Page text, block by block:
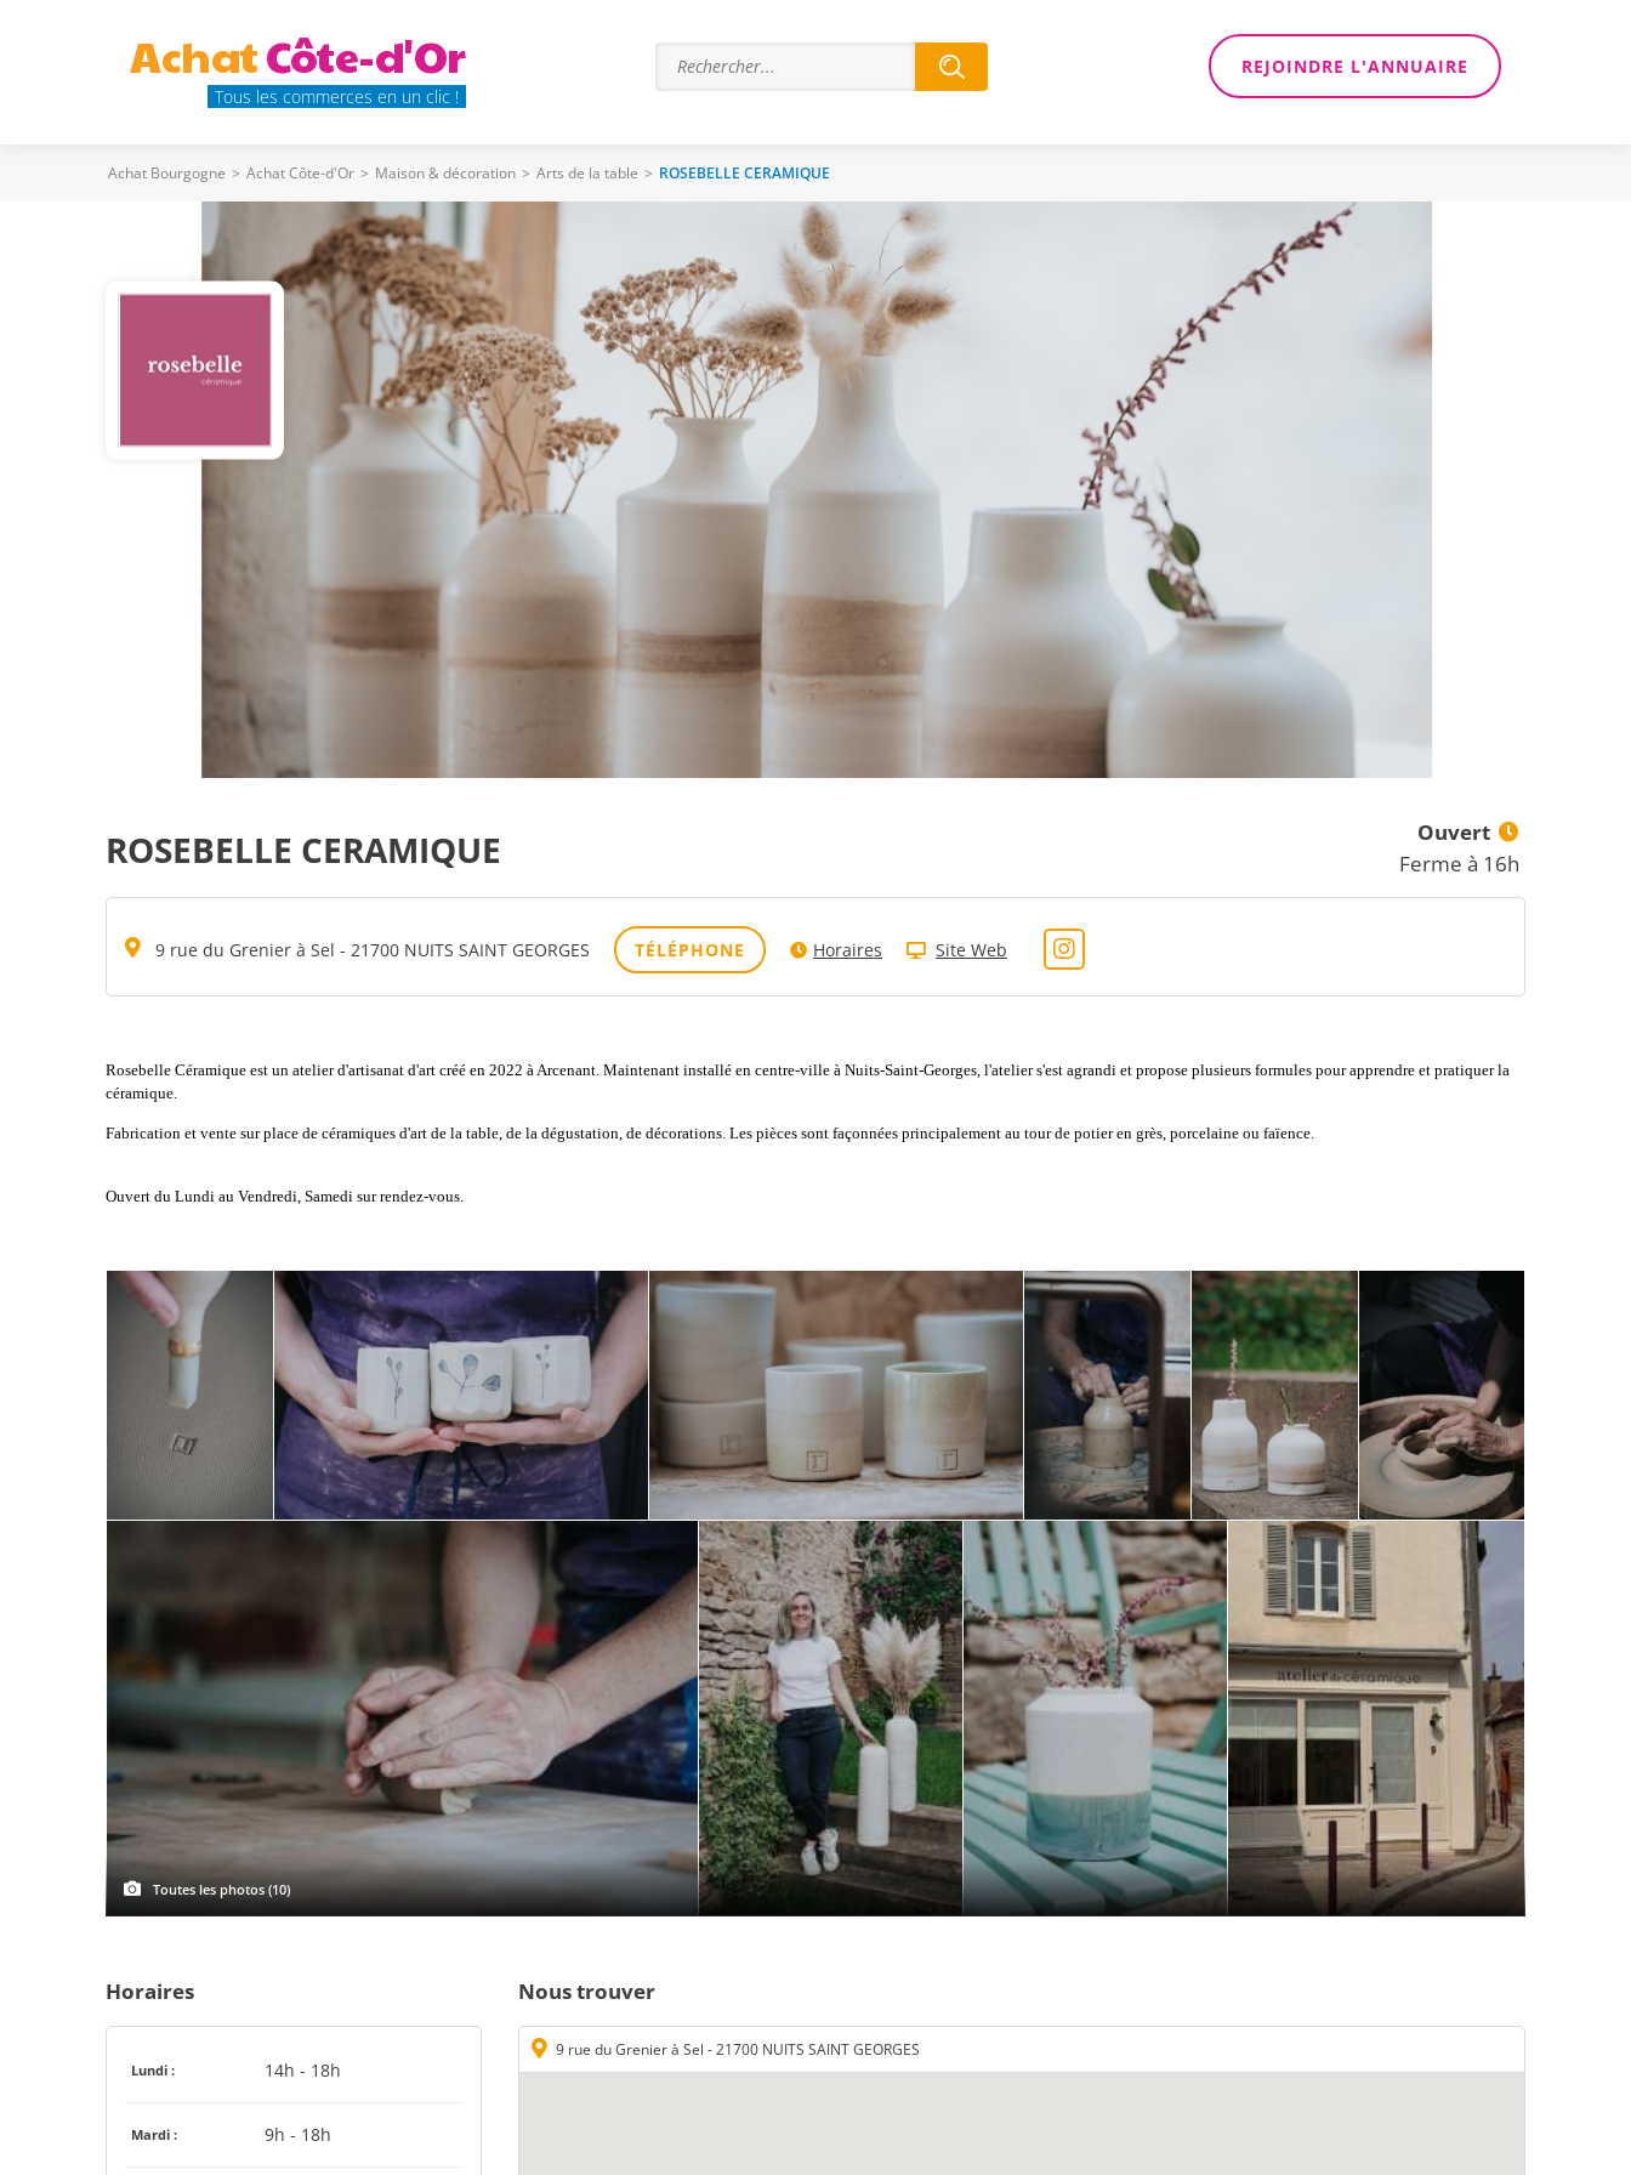
AchatCôte-d'Or
Tous les commerces en un clic !
REJOINDRE L'ANNUAIRE
Achat Bourgogne > Achat Côte-d'Or > Maison & décoration > Arts de la table > ROSEBELLE CERAMIQUE
ROSEBELLE CERAMIQUE
Ouvert
Ferme à 16h
9 rue du Grenier à Sel - 21700 NUITS SAINT GEORGES TÉLÉPHONE Horaires Site Web
Rosebelle Céramique est un atelier d'artisanat d'art créé en 2022 à Arcenant. Maintenant installé en centre-ville à Nuits-Saint-Georges, l'atelier s'est agrandi et propose plusieurs formules pour apprendre et pratiquer la
céramique.
Fabrication et vente sur place de céramiques d'art de la table, de la dégustation, de décorations. Les pièces sont façonnées principalement au tour de potier en grès, porcelaine ou faïence.
Ouvert du Lundi au Vendredi, Samedi sur rendez-vous.
Toutes les photos (10)
Horaires
Lundi : 14h - 18h
Mardi : 9h - 18h
Nous trouver
9 rue du Grenier à Sel - 21700 NUITS SAINT GEORGES